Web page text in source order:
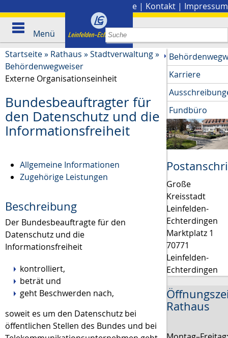
Presse | Kontakt | Impressum
Menü
Startseite» Rathaus »Stadtverwaltung»
Behördenwegweiser
Externe Organisationseinheit
Bundesbeauftragter für
den Datenschutz und die
Informationsfreiheit
Allgemeine Informationen
Zugehörige Leistungen
Beschreibung
Der Bundesbeauftragte für den
Datenschutz und die
Informationsfreiheit
kontrolliert,
beträt und
geht Beschwerden nach,
soweit es um den Datenschutz bei
öffentlichen Stellen des Bundes und bei
Karriere
Fundbüro
Große
Kreisstadt
Leinfelden-
Echterdingen
Marktplatz 1
70771
Leinfelden-
Echterdingen
Rathaus